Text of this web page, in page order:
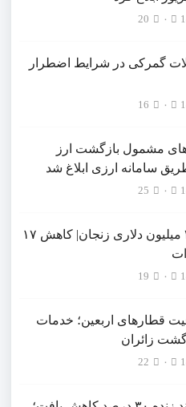
20
گمرکی در شرایط اضطرار
16
مشمول بازگشت ارز
سامانه ارزی ابلاغ شد
25
صادرات ۳۴۸ میلیون دلاری زنجان| ‌کاهش ۱۷
19
قطارهای اربعین؛ خدمات
زائران
22